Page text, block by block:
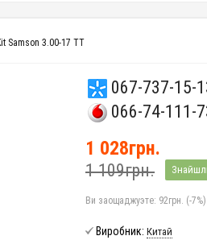
Samson 3.00-17 TT
067-737-15-
066-74-111-
1 028грн.
1 109грн.
Ви заощаджуэте: 92грн. (-7%)
Виробник: Китай